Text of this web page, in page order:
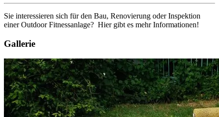
Sie interessieren sich für den Bau, Renovierung oder Inspektion
einer Outdoor Fitnessanlage? Hier gibt es mehr Informationen!
Gallerie